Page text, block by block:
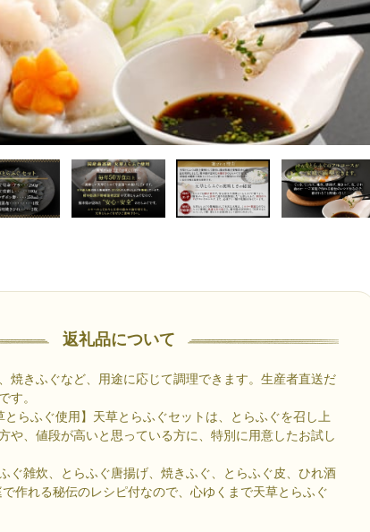
返礼品について
焼きふぐなど、用途に応じて調理できます。生産者直送だ
す。
とらふぐ使用】天草とらふぐセットは、とらふぐを召し上
や、値段が高いと思っている方に、特別に用意したお試し
ぐ雑炊、とらふぐ唐揚げ、焼きふぐ、とらふぐ皮、ひれ酒
作れる秘伝のレシピ付なので、心ゆくまで天草とらふぐ